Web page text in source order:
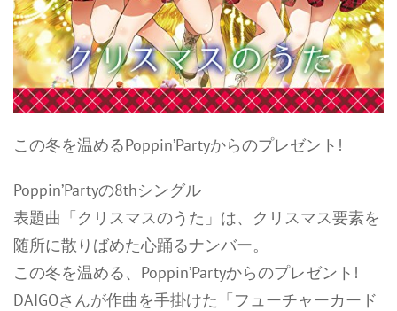
この冬を温めるPoppin’Partyからのプレゼント!
Poppin’Partyの8thシングル
表題曲「クリスマスのうた」は、クリスマス要素を
随所に散りばめた心踊るナンバー。
この冬を温める、Poppin’Partyからのプレゼント!
DAIGOさんが作曲を手掛けた「フューチャーカード